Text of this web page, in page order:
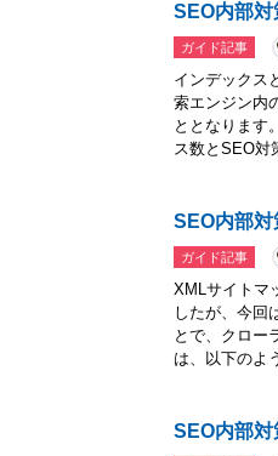
SEO内部
ガイド記事
インデックス
索エンジン内
ととなります
ス数とSEO対
SEO内部
ガイド記事
XMLサイトマ
したが、今回
とで、クロー
は、以下のよ
SEO内部